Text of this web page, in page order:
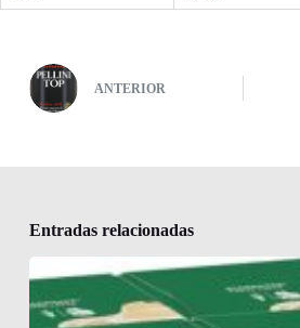
ANTERIOR
Entradas relacionadas